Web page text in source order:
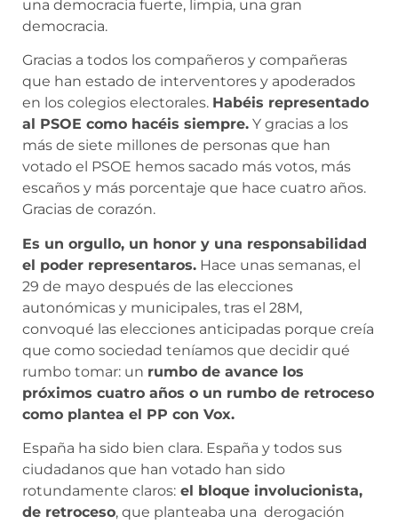
una democracia fuerte, limpia, una gran
democracia.
Gracias a todos los compañeros y compañeras
que han estado de interventores y apoderados
en los colegios electorales. Habéis representado
al PSOE como hacéis siempre. Y gracias a los
más de siete millones de personas que han
votado el PSOE hemos sacado más votos, más
escaños y más porcentaje que hace cuatro años.
Gracias de corazón.
Es un orgullo, un honor y una responsabilidad
el poder representaros. Hace unas semanas, el
29 de mayo después de las elecciones
autonómicas y municipales, tras el 28M,
convoqué las elecciones anticipadas porque creía
que como sociedad teníamos que decidir qué
rumbo tomar: un rumbo de avance los
próximos cuatro años o un rumbo de retroceso
como plantea el PP con Vox.
España ha sido bien clara. España y todos sus
ciudadanos que han votado han sido
rotundamente claros: el bloque involucionista,
de retroceso, que planteaba una derogación